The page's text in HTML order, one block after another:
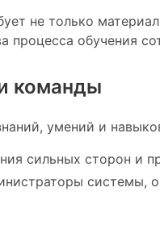
не только
процесса обучения
команды
умений и
сильных сторон и
системы,